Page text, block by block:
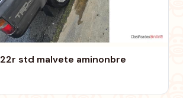
Toyota 1994 22r std malvete aminonbre